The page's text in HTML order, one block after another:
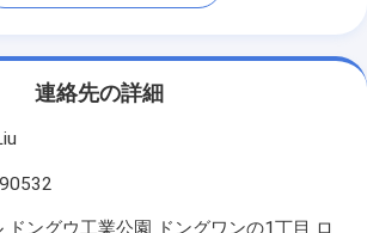
連絡先の詳細
ドングウ工業公園 ドングワンの1丁目 ロ